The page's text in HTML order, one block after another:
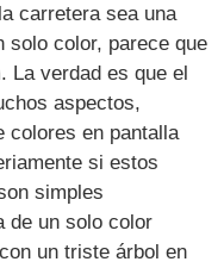
carretera sea una
solo color, parece que
La verdad es que el
aspectos,
colores en pantalla
si estos
simples
de un solo color
un triste árbol en